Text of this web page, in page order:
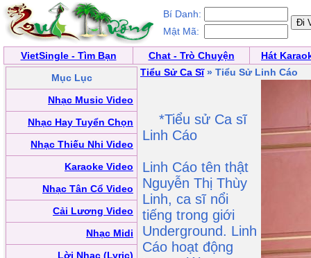
Bí Danh:
Mật Mã:
VietSingle - Tìm Bạn Chat - Trò Chuyện
Hát
Mục Lục
Nhạc Music Video
Nhạc Hay Tuyển Chọn
Nhạc Thiếu Nhi Video
Karaoke Video
Nhạc Tân Cổ Video
Cải Lương Video
Nhạc Midi
Lời Nhạc (Lyric)
Tiểu Sử Ca Sĩ» Tiểu Sử Linh Cáo
*Tiểu sử Ca sĩ
Linh Cáo
Linh Cáo tên thật
Nguyễn Thị Thùy
Linh, ca sĩ nổi
tiếng trong giới
Underground. Linh
Cáo hoạt động